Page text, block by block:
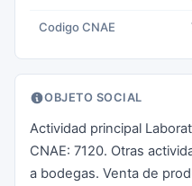
Codigo CNAE
OBJETO SOCIAL
Actividad principal
CNAE: 7120. Otras
a bodegas. Venta de